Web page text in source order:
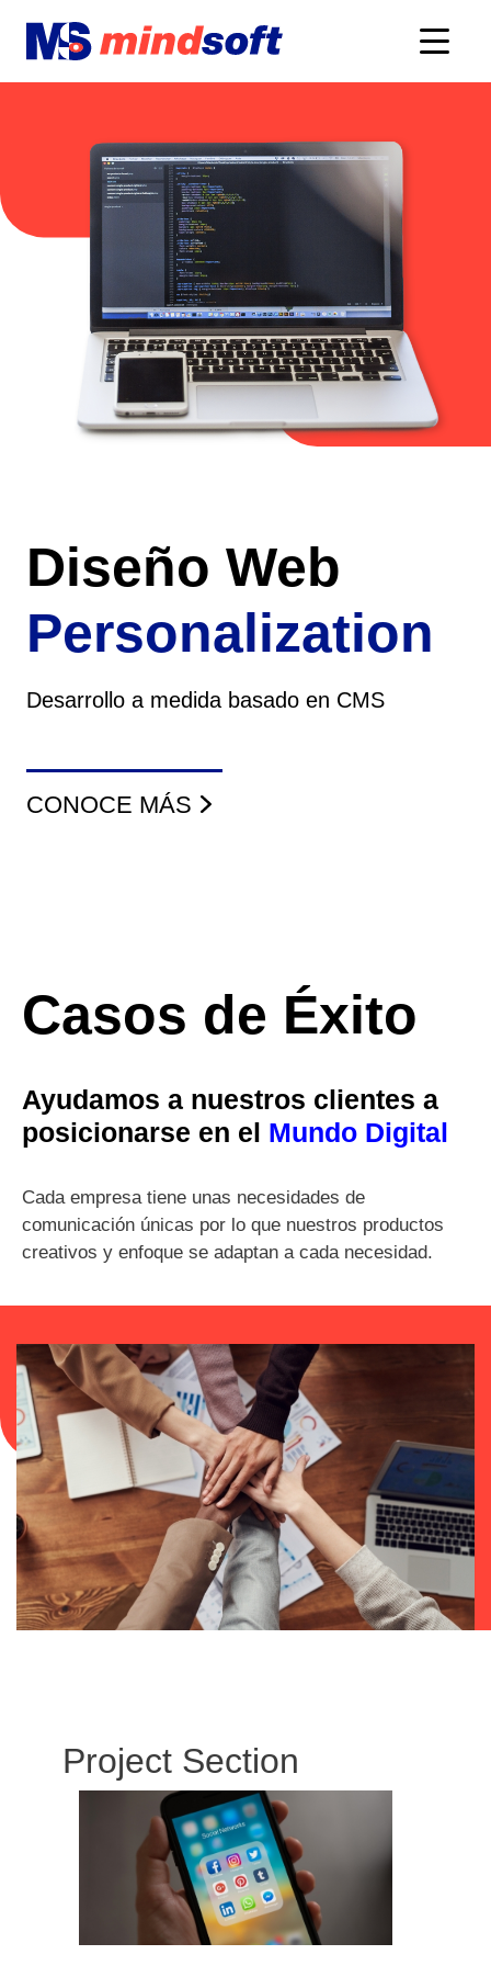
Diseño Web
Personalization
Desarrollo a medida basado en CMS
CONOCE MÁS
Casos de Éxito
Ayudamos a nuestros clientes a
posicionarse en el Mundo Digital
Cada empresa tiene unas necesidades de
comunicación únicas por lo que nuestros productos
creativos y enfoque se adaptan a cada necesidad.
Project Section